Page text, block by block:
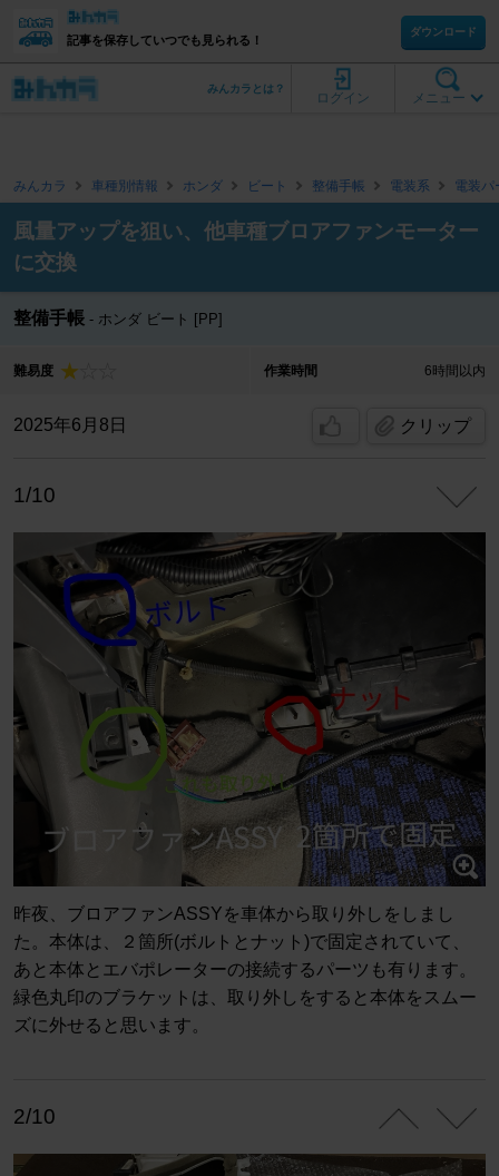
記事を保存していつでも見られる！
ダウンロード
メニュー
ログイン
みんカラとは？
みんカラ 車種別情報 ホンダ ビート 整備手帳 電装系 電装パ
風量アップを狙い、他車種ブロアファンモーター
に交換
整備手帳 ホンダ ビート [PP]
難易度 作業時間 6時間以内
2025年6月8日 クリップ
1/10
昨夜、ブロアファンASSYを車体から取り外しをしまし
た。本体は、２箇所(ボルトとナット)で固定されていて、
あと本体とエバポレーターの接続するパーツも有ります。
緑色丸印のブラケットは、取り外しをすると本体をスムー
ズに外せると思います。
2/10